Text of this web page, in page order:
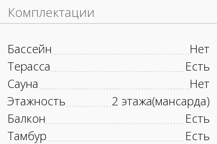
Комплектации
Бассейн
Нет
Терасса
Есть
Сауна
Нет
Этажность
2 этажа(мансарда)
Балкон
Есть
Тамбур
Есть